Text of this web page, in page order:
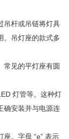
吊杆或吊链将灯具
。吊灯座的款式多
常见的平灯座有圆
灯管等。这种灯
确安装并与电源连
。字母 “e” 表示